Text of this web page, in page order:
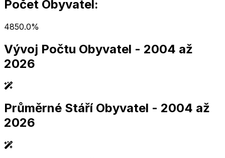
Počet Obyvatel:
4850.0%
Vývoj Počtu Obyvatel - 2004 až
2026
2,005 2,010 2,015 2,020 2,025
2,005 2,010 2,015 2,020 2,025
Průměrné Stáří Obyvatel - 2004 až
2026